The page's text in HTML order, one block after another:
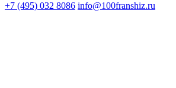
+7 (495) 032 8086 info@100franshiz.ru